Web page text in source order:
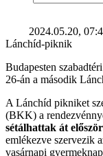
2024.05.20,
Lánchíd-piknik
Budapesten
26-án a második
A Lánchíd pikniket
(BKK) a
sétálhattak át
emlékezve szervezik
vasárnapi